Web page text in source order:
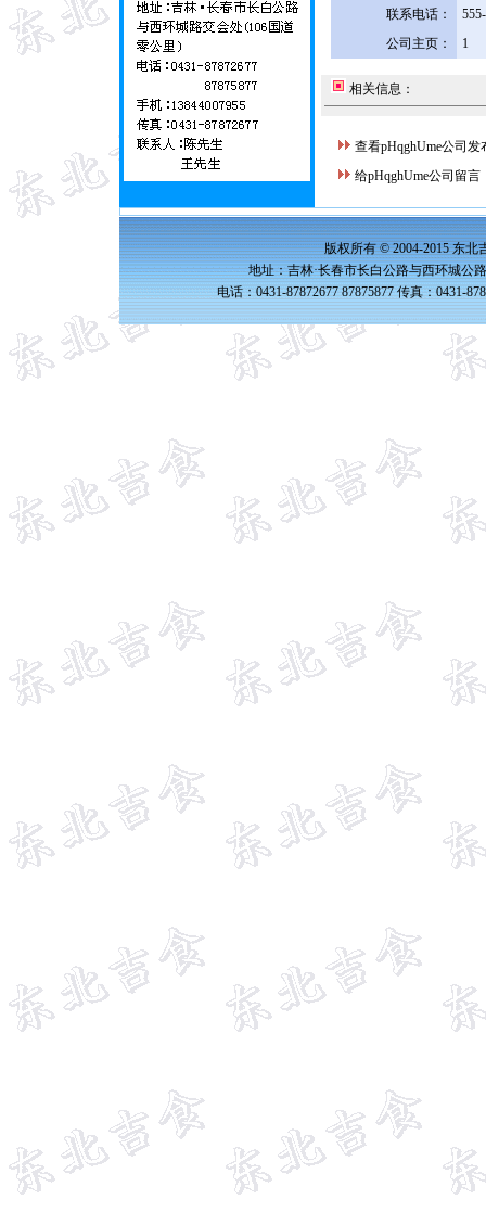
联系电话：
公司主页：
1
相关信息：
查看pHqghUme公司发
给pHqghUme公司留言
版权所有 © 2004-2015 东北
地址：吉林·长春市长白公路与西环城公
电话：0431-87872677 87875877 传真：0431-